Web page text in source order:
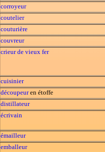
corroyeur
coutelier
couturière
couvreur
crieur de vieux fer
cuisinier
découpeuren étoffe
distillateur
écrivain
émailleur
emballeur